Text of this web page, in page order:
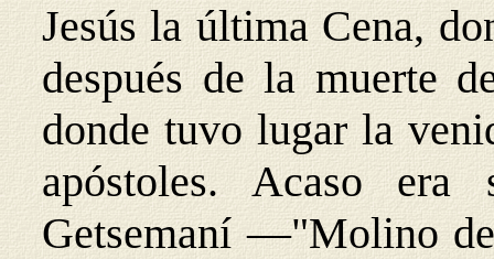
Jesús la última Cena,
después de la muerte
donde tuvo lugar la
apóstoles. Acaso
Getsemaní —"Molino